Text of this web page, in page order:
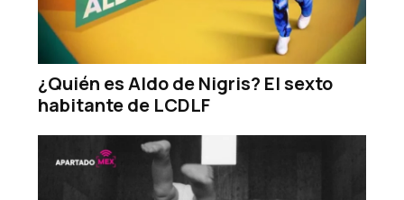
¿Quién es Aldo de Nigris? El sexto
habitante de LCDLF